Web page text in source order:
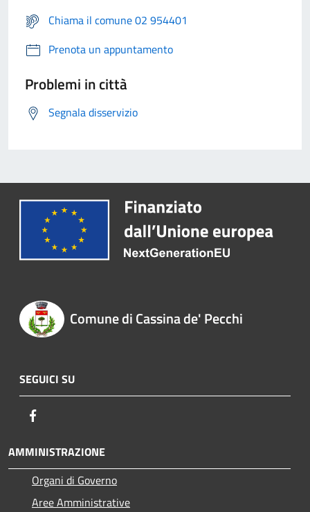
Chiama il comune 02 954401
Prenota un appuntamento
Problemi in città
Segnala disservizio
Comune di Cassina de' Pecchi
SEGUICI SU
AMMINISTRAZIONE
Organi di Governo
Aree Amministrative